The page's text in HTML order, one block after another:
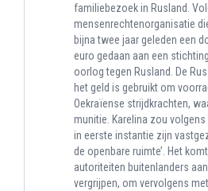
familiebezoek in Rusland.
mensenrechtenorganisatie
bijna twee jaar geleden een
euro gedaan aan een
oorlog tegen Rusland. De
het geld is gebruikt om
Oekraïense strijdkrachten,
munitie. Karelina zou
in eerste instantie zijn
de openbare ruimte’. Het
autoriteiten buitenlanders
vergrijpen, om vervolgens